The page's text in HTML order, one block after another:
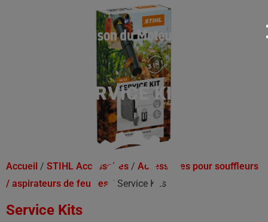
SERVICE KITS
Accueil / STIHL Accessoires / Accessoires pour souffleurs
/ aspirateurs de feuilles / Service Kits
Service Kits